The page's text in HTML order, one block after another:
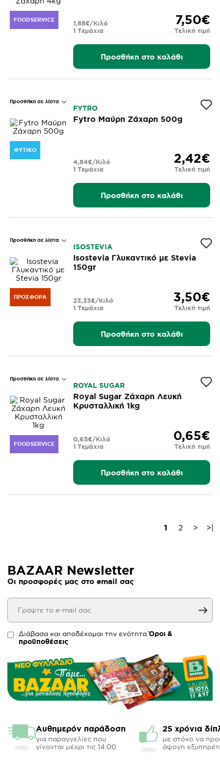
FOODSERVICE 7,50€
Τελική τιμή
1 Τεμάχια
1,88€/Κιλό
Προσθήκη στο καλάθι
Προσθήκη σε λίστα
ΦΥΤΙΚΌ
FYTRO
Fytro Μαύρη Ζάχαρη 500g
2,42€
Τελική τιμή
1 Τεμάχια
4,84€/Κιλό
Προσθήκη στο καλάθι
Προσθήκη σε λίστα
ΠΡΟΣΦΟΡΆ
ISOSTEVIA
Isostevia Γλυκαντικό με Stevia
150gr
3,50€
Τελική τιμή
1 Τεμάχια
23,33€/Κιλό
Προσθήκη στο καλάθι
Προσθήκη σε λίστα
FOODSERVICE
ROYAL SUGAR
Royal Sugar Ζάχαρη Λευκή
Κρυσταλλική 1kg
0,65€
Τελική τιμή
1 Τεμάχια
0,65€/Κιλό
Προσθήκη στο καλάθι
1 2 > >|
BAZAAR Newsletter
Οι προσφορές μας στο email σας
Διάβασα και αποδέχομαι την ενότηταΌροι &
προϋποθέσεις
Αυθημερόν παράδοση
για παραγγελίες που
γίνονται μέχρι τις 14:00
25 χρόνια
με στόχο να
άψογη